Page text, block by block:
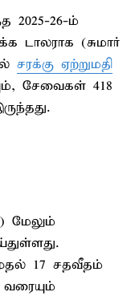
2025-26-ம்
டாலராக (சுமார்
சரக்கு ஏற்றுமதி
சேவைகள் 418
மேலும்
17 சதவீதம்